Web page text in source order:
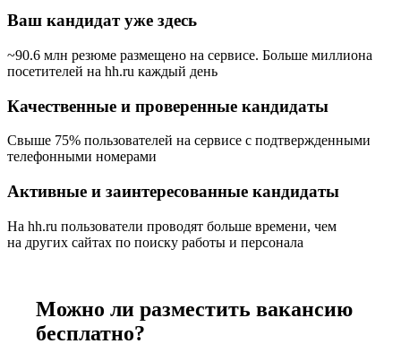
Ваш кандидат уже здесь
~90.6 млн резюме размещено на сервисе. Больше миллиона
посетителей на hh.ru каждый день
Качественные и проверенные кандидаты
Свыше 75% пользователей на сервисе с подтвержденными
телефонными номерами
Активные и заинтересованные кандидаты
На hh.ru пользователи проводят больше времени, чем
на других сайтах по поиску работы и персонала
Можно ли разместить вакансию
бесплатно?